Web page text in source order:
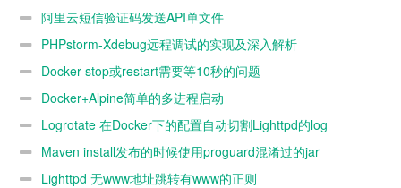
阿里云短信验证码发送API单文件
PHPstorm-Xdebug远程调试的实现及深入解析
Docker stop或restart需要等10秒的问题
Docker+Alpine简单的多进程启动
Logrotate 在Docker下的配置自动切割Lighttpd的log
Maven install发布的时候使用proguard混淆过的jar
Lighttpd 无www地址跳转有www的正则